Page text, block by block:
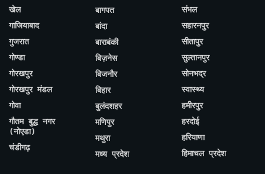
खेल
गाजियाबाद
गुजरात
गोण्डा
गोरखपुर
गोरखपुर मंडल
गोवा
गौतम बुद्ध नगर
(नोएडा)
चंडीगढ़
बागपत
बांदा
बाराबंकी
बिज़नेस
बिजनौर
बिहार
बुलंदशहर
मणिपुर
मथुरा
मध्य प्रदेश
संभल
सहारनपुर
सीतापुर
सुल्तानपुर
सोनभद्र
स्वास्थ्य
हमीरपुर
हरदोई
हरियाणा
हिमाचल प्रदेश